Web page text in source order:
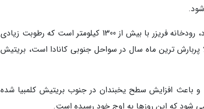
اما آنچه اساساً باعث سیل و طوفان در بریتیش کلمبیا می شود، رودخانه فریزر با بیش از 1300 کیلومتر است که رطوبت زیادی
پربارش ترین ماه سال در سواحل جنوبی کانادا است، بریتیش
و باعث افزایش سطح یخبندان در جنوب بریتیش کلمبیا شده
شود که این روزها به اوج خود رسیده است.